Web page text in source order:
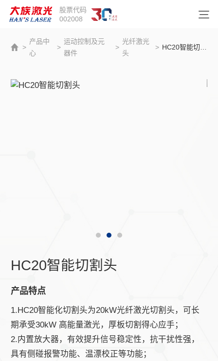
股票代码
002008
>
产品中
心
>
运动控制及元
器件
>
光纤激光
头
>
HC20智能切割头
产品特点
1.HC20智能化切割头为20kW光纤激光切割头，可长
期承受30kW 高能量激光，厚板切割得心应手；
2.内置放大器，有效提升信号稳定性，抗干扰性强，
具有侧碰报警功能、温漂校正等功能；